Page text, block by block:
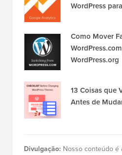
WordPress
Como Mover
WordPress.org
13 Coisas que
Antes de
Divulgação: Nosso conteúdo é